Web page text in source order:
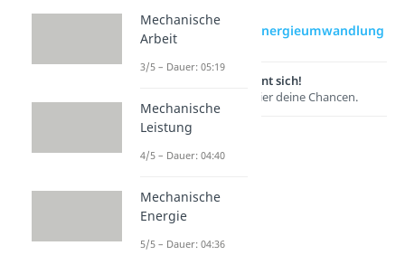
zur Videoseite: Energieumwandlung
Lernen lohnt sich!
Entdecke hier deine Chancen.
Mechanische
Arbeit
3/5 – Dauer: 05:19
Mechanische
Leistung
4/5 – Dauer: 04:40
Mechanische
Energie
5/5 – Dauer: 04:36